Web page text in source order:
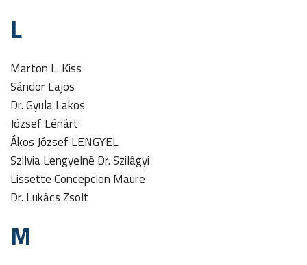
L
Marton L. Kiss
Sándor Lajos
Dr. Gyula Lakos
József Lénárt
Ákos József LENGYEL
Szilvia Lengyelné Dr. Szilágyi
Lissette Concepcion Maure
Dr. Lukács Zsolt
M